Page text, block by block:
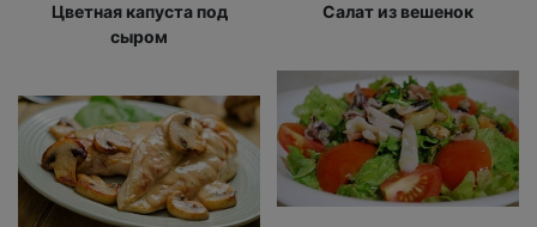
Цветная капуста под
сыром
Салат из вешенок